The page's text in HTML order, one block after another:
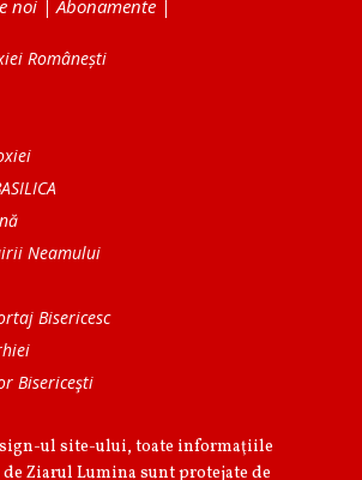
noi |Abonamente |
Românești
Neamului
Bisericesc
Bisericeşti
ul site-ului, toate informaţiile
Ziarul Lumina sunt protejate de